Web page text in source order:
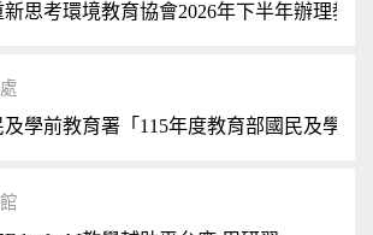
思考環境教育協會2026年下半年辦理教
學前教育署「115年度教育部國民及學